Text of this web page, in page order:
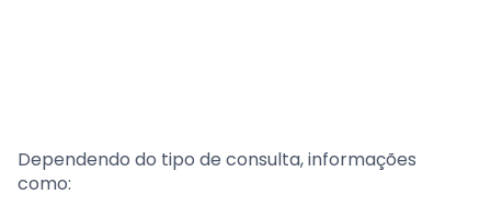
Dependendo do tipo de consulta, informações
como: